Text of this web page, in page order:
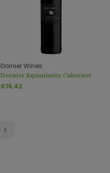
Dornier Wines
Dornier Equanimity Cabernet
Sauvignon
€15,42